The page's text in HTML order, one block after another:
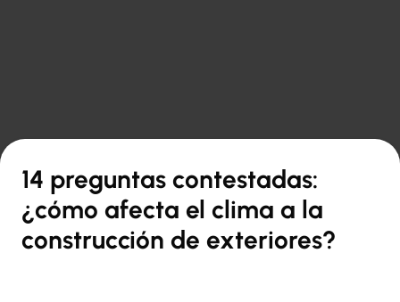
14 preguntas contestadas:
¿cómo afecta el clima a la
construcción de exteriores?